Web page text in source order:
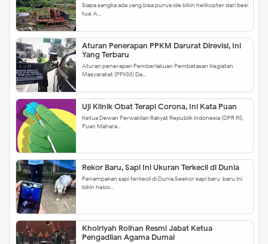
Siapa sangka ada yang bisa punya ide bikin helikopter dari besi
tua. A…
Aturan Penerapan PPKM Darurat Direvisi, Ini
Yang Terbaru
Aturan penerapan Pemberlakuan Pembatasan Kegiatan
Masyarakat (PPKM) Da…
Uji Klinik Obat Terapi Corona, Ini Kata Puan
Ketua Dewan Perwakilan Rakyat Republik Indonesia (DPR RI),
Puan Mahara…
Rekor Baru, Sapi Ini Ukuran Terkecil di Dunia
Penampakan sapi terkecil di Dunia.Seekor sapi baru-baru ini
bikin hebo…
Khoiriyah Roihan Resmi Jabat Ketua
Pengadilan Agama Dumai